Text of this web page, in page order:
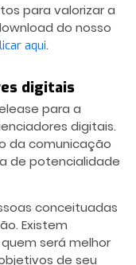
para valorizar a
do nosso
aqui.
digitais
para a
digitais.
da comunicação
de potencialidade
conceituadas
Existem
será melhor
de seu